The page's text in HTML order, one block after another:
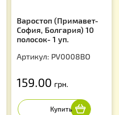
Варостоп (Примавет-
София, Болгария) 10
полосок- 1 уп.
Артикул: PV0008BO
159.00 грн.